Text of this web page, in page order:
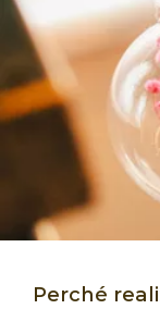
Perché